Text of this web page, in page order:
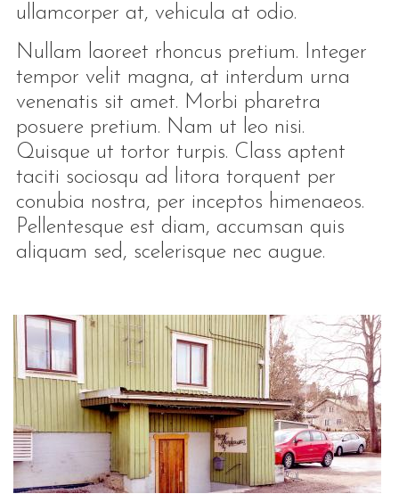
ullamcorper at, vehicula at odio.
Nullam laoreet rhoncus pretium. Integer
tempor velit magna, at interdum urna
venenatis sit amet. Morbi pharetra
posuere pretium. Nam ut leo nisi.
Quisque ut tortor turpis. Class aptent
taciti sociosqu ad litora torquent per
conubia nostra, per inceptos himenaeos.
Pellentesque est diam, accumsan quis
aliquam sed, scelerisque nec augue.